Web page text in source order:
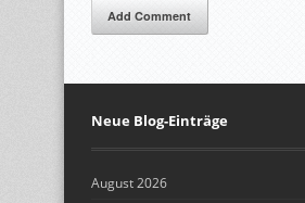
Add Comment
Neue Blog-Einträge
August 2026